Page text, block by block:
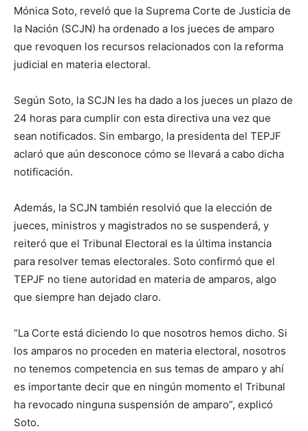
Mónica Soto, reveló que la Suprema Corte de Justicia de
la Nación (SCJN) ha ordenado a los jueces de amparo
que revoquen los recursos relacionados con la reforma
judicial en materia electoral.
Según Soto, la SCJN les ha dado a los jueces un plazo de
24 horas para cumplir con esta directiva una vez que
sean notificados. Sin embargo, la presidenta del TEPJF
aclaró que aún desconoce cómo se llevará a cabo dicha
notificación.
Además, la SCJN también resolvió que la elección de
jueces, ministros y magistrados no se suspenderá, y
reiteró que el Tribunal Electoral es la última instancia
para resolver temas electorales. Soto confirmó que el
TEPJF no tiene autoridad en materia de amparos, algo
que siempre han dejado claro.
“La Corte está diciendo lo que nosotros hemos dicho. Si
los amparos no proceden en materia electoral, nosotros
no tenemos competencia en sus temas de amparo y ahí
es importante decir que en ningún momento el Tribunal
ha revocado ninguna suspensión de amparo”, explicó
Soto.